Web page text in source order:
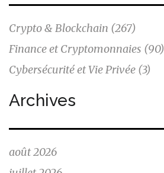
Crypto & Blockchain (267)
Finance et Cryptomonnaies (90)
Cybersécurité et Vie Privée (3)
Archives
août 2026